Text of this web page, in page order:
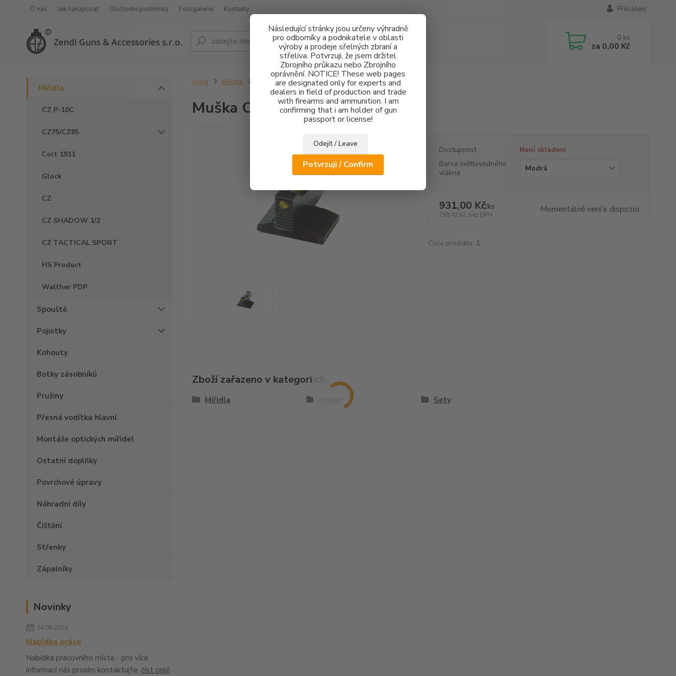
Následující stránky jsou určeny výhradně
pro odborníky a podnikatele v oblasti
výroby a prodeje sřelných zbraní a
střeliva. Potvrzuji, že jsem držitel
Zbrojního průkazu nebo Zbrojního
oprávnění. NOTICE! These web pages
are designated only for experts and
dealers in field of production and trade
with firearms and ammunition. I am
confirming that i am holder of gun
passport or license!
Odejít / Leave
Potvrzuji / Confirm
O nás Jak nakupovat Obchodní podmínky Fotogalerie Kontakty Přihlášení
Hledat 0 ks
za 0,00 Kč
Mířidla
CZ P-10C
CZ75/CZ85
Colt 1911
Glock
CZ
CZ SHADOW 1/2
CZ TACTICAL SPORT
HS Product
Walther PDP
Spouště
Pojistky
Kohouty
Botky zásobníků
Pružiny
Přesná vodítka hlavní
Montáže optických mířidel
Ostatní doplňky
Povrchové úpravy
Náhradní díly
Čištění
Střenky
Zápalníky
Novinky
24.08.2023
Nabídka práce
Nabídka pracovního místa - pro více
informací nás prosím kontaktujte. číst celé
Úvod Mířidla Muška Colt FO 1mm
Muška Colt FO 1mm
Dostupnost
Není skladem
Barva světlovodného
vlákna
931,00 Kč/ks
769,42 Kč bez DPH Momentálně není k dispozici
Číslo produktu: 1
Zboží zařazeno v kategoriích
Mířidla Sety